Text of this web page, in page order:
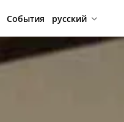
События русский